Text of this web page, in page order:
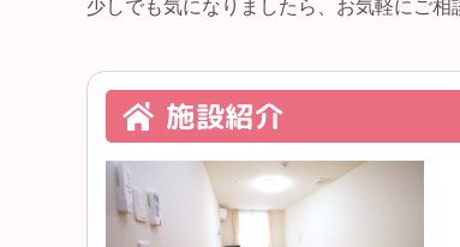
少しでも気になりましたら、お気軽にご
施設紹介